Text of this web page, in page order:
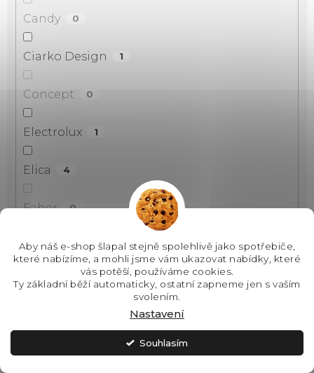
Aby náš e-shop šlapal stejně spolehlivě jako spotřebiče,
které nabízíme, a mohli jsme vám ukazovat nabídky, které
vás potěší, používáme cookies.
Ty základní běží automaticky, ostatní zapneme jen s vaším
svolením.
Nastavení
Souhlasím
Candy 0
Ciarko Design 1
Concept 0
Electrolux 1
Elica 4
Faber 0
Franke 4
Gorenje 0
Kluge 0